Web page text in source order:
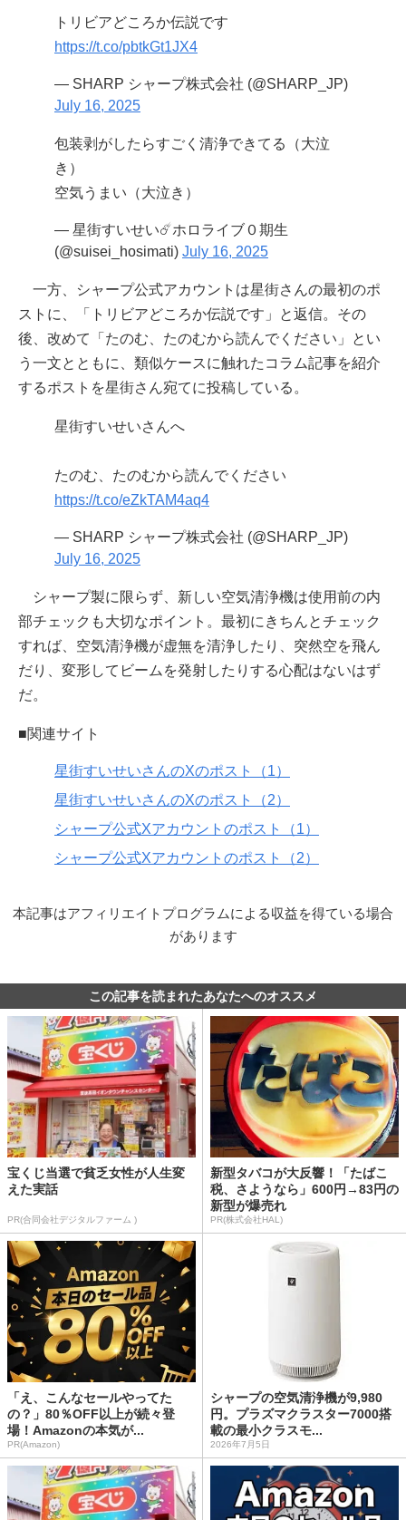
トリビアどころか伝説です
https://t.co/pbtkGt1JX4
— SHARP シャープ株式会社 (@SHARP_JP)
July 16, 2025
包装剥がしたらすごく清浄できてる（大泣
き）
空気うまい（大泣き）
— 星街すいせい☄️ホロライブ０期生
(@suisei_hosimati) July 16, 2025
一方、シャープ公式アカウントは星街さんの最初のポ
ストに、「トリビアどころか伝説です」と返信。その
後、改めて「たのむ、たのむから読んでください」とい
う一文とともに、類似ケースに触れたコラム記事を紹介
するポストを星街さん宛てに投稿している。
星街すいせいさんへ
たのむ、たのむから読んでください
https://t.co/eZkTAM4aq4
— SHARP シャープ株式会社 (@SHARP_JP)
July 16, 2025
シャープ製に限らず、新しい空気清浄機は使用前の内
部チェックも大切なポイント。最初にきちんとチェック
すれば、空気清浄機が虚無を清浄したり、突然空を飛ん
だり、変形してビームを発射したりする心配はないはず
だ。
■関連サイト
星街すいせいさんのXのポスト（1）
星街すいせいさんのXのポスト（2）
シャープ公式Xアカウントのポスト（1）
シャープ公式Xアカウントのポスト（2）
本記事はアフィリエイトプログラムによる収益を得ている場合
があります
この記事を読まれたあなたへのオススメ
宝くじ当選で貧乏女性が人生変
えた実話
PR(合同会社デジタルファーム )
新型タバコが大反響！「たばこ
税、さようなら」600円→83円の
新型が爆売れ
PR(株式会社HAL)
「え、こんなセールやってた
の？」80％OFF以上が続々登
場！Amazonの本気が...
PR(Amazon)
シャープの空気清浄機が9,980
円。プラズマクラスター7000搭
載の最小クラスモ...
2026年7月5日